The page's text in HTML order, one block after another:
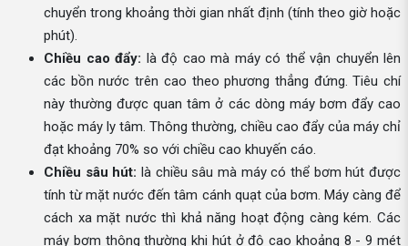
chuyển trong khoảng thời gian nhất định (tính theo giờ hoặc
phút).
Chiều cao đẩy: là độ cao mà máy có thể vận chuyển lên
các bồn nước trên cao theo phương thẳng đứng. Tiêu chí
này thường được quan tâm ở các dòng máy bơm đẩy cao
hoặc máy ly tâm. Thông thường, chiều cao đẩy của máy chỉ
đạt khoảng 70% so với chiều cao khuyến cáo.
Chiều sâu hút: là chiều sâu mà máy có thể bơm hút được
tính từ mặt nước đến tâm cánh quạt của bơm. Máy càng để
cách xa mặt nước thì khả năng hoạt động càng kém. Các
máy bơm thông thường khi hút ở độ cao khoảng 8 - 9 mét